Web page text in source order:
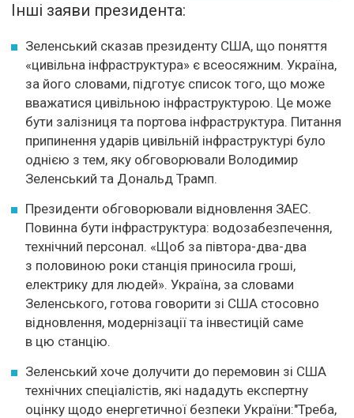
Інші заяви президента:
Зеленський сказав президенту США, що поняття
«цивільна інфраструктура» є всеосяжним. Україна,
за його словами, підготує список того, що може
вважатися цивільною інфраструктурою. Це може
бути залізниця та портова інфраструктура. Питання
припинення ударів цивільній інфраструктурі було
однією з тем, яку обговорювали Володимир
Зеленський та Дональд Трамп.
Президенти обговорювали відновлення ЗАЕС.
Повинна бути інфраструктура: водозабезпечення,
технічний персонал. «Щоб за півтора-два-два
з половиною роки станція приносила гроші,
електрику для людей». Україна, за словами
Зеленського, готова говорити зі США стосовно
відновлення, модернізації та інвестицій саме
в цю станцію.
Зеленський хоче долучити до перемовин зі США
технічних спеціалістів, які нададуть експертну
оцінку щодо енергетичної безпеки України:"Треба,